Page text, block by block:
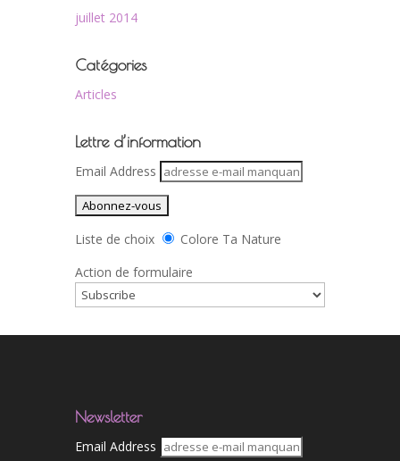
juillet 2014
Catégories
Articles
Lettre d’information
Email Address
Liste de choix
Colore Ta Nature
Action de formulaire
Newsletter
Email Address